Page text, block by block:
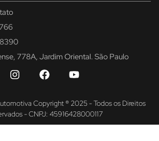
778A, Jardim Oriental. São Paulo
Copyright ® 2025 - Todos os Direitos
- CNPJ: 45916428000117